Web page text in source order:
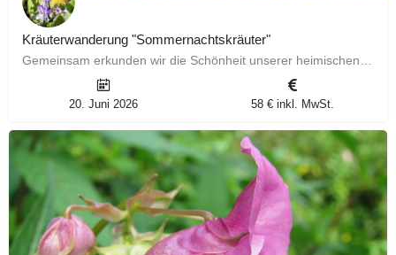
Kräuterwanderung "Sommernachtskräuter"
20. Juni 2026 58 € inkl. MwSt.